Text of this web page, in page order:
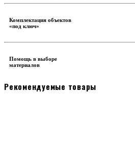
Комплектация объектов
«под ключ»
Помощь в выборе
материалов
Рекомендуемые товары